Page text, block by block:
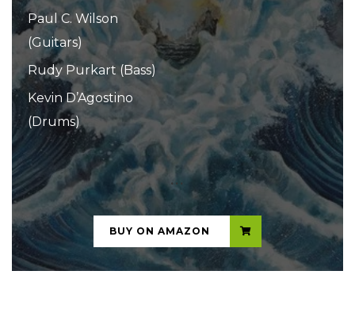
Paul C. Wilson
(Guitars)
Rudy Purkart (Bass)
Kevin D’Agostino
(Drums)
...
BUY ON AMAZON